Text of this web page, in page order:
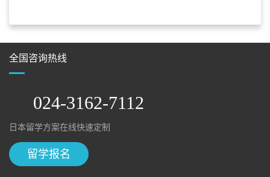
全国咨询热线
024-3162-7112
日本留学方案在线快速定制
留学报名